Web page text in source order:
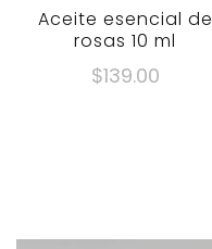
Aceite esencial de
rosas 10 ml
$139.00